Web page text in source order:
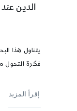
الدين
فكرة التحول
إقرأ المزيد